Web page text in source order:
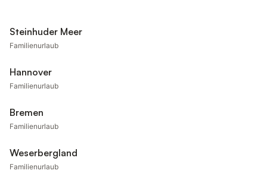
Steinhuder Meer
Familienurlaub
Hannover
Familienurlaub
Bremen
Familienurlaub
Weserbergland
Familienurlaub